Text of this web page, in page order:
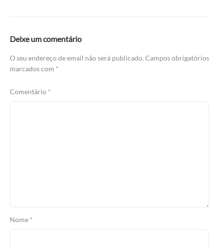
Deixe um comentário
O seu endereço de email não será publicado. Campos obrigatórios
marcados com *
Comentário *
Nome *